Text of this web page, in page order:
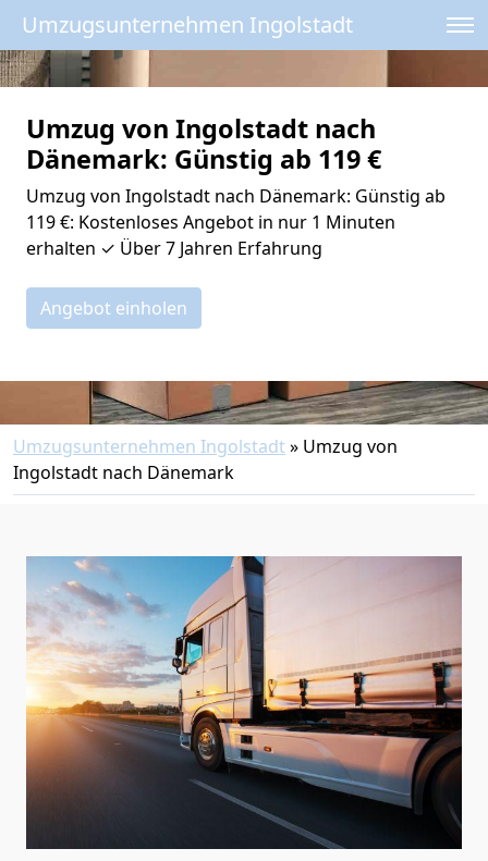
Umzugsunternehmen Ingolstadt
Umzug von Ingolstadt nach
Dänemark: Günstig ab 119 €
Umzug von Ingolstadt nach Dänemark: Günstig ab
119 €: Kostenloses Angebot in nur 1 Minuten
erhalten ✓ Über 7 Jahren Erfahrung
Angebot einholen
Umzugsunternehmen Ingolstadt» Umzug von
Ingolstadt nach Dänemark